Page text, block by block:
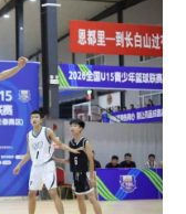
溯源中国
会展
悦读
上市公司